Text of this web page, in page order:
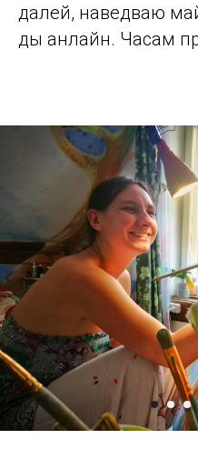
далей, наведваю
ды анлайн. Часам